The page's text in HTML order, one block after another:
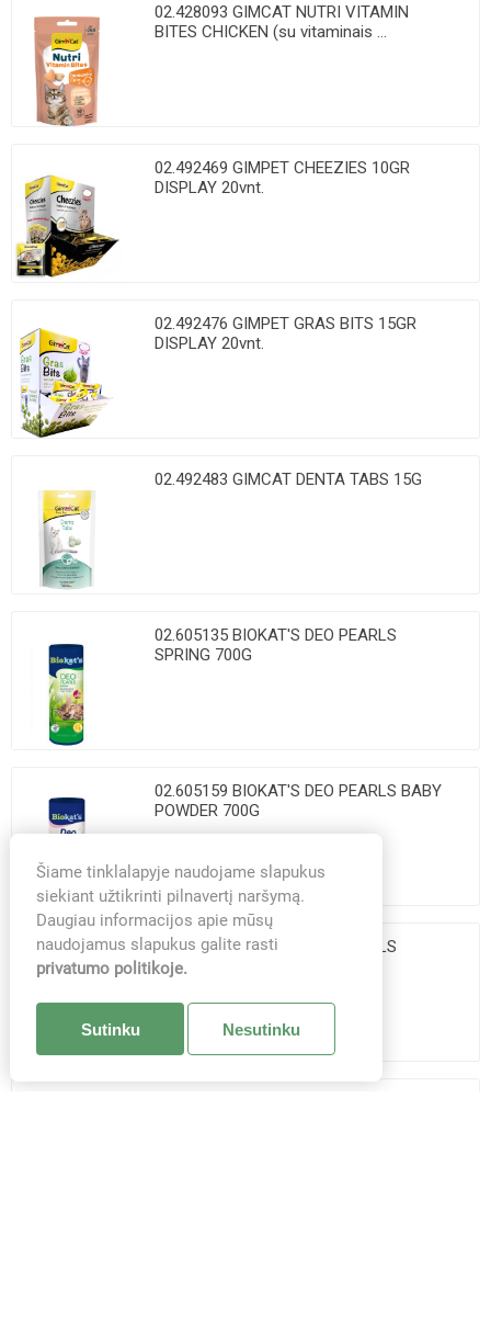
02.428093 GIMCAT NUTRI VITAMIN
BITES CHICKEN (su vitaminais ...
02.492469 GIMPET CHEEZIES 10GR
DISPLAY 20vnt.
02.492476 GIMPET GRAS BITS 15GR
DISPLAY 20vnt.
02.492483 GIMCAT DENTA TABS 15G
02.605135 BIOKAT'S DEO PEARLS
SPRING 700G
02.605159 BIOKAT'S DEO PEARLS BABY
POWDER 700G
02.605173 BIOKAT'S DEO PEARLS
COTTON BLOSSOM 700G
Šiame tinklalapyje naudojame slapukus
siekiant užtikrinti pilnavertį naršymą.
Daugiau informacijos apie mūsų
naudojamus slapukus galite rasti
privatumo politikoje.
Sutinku Nesutinku